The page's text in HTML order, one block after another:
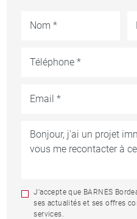
J'accepte que BARNES
ses actualités et ses offres
services.